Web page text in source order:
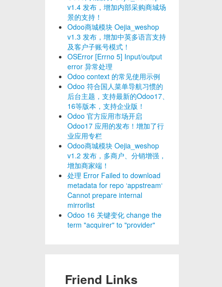
v1.4 发布，增加内部采购商城场
景的支持！
Odoo商城模块 Oejia_weshop
v1.3 发布，增加中英多语言支持
及客户子账号模式！
OSError [Errno 5] Input/output
error 异常处理
Odoo context 的常见使用示例
Odoo 符合国人菜单导航习惯的
后台主题，支持最新的Odoo17、
16等版本，支持企业版！
Odoo 官方应用市场开启
Odoo17 应用的发布！增加了行
业应用专栏
Odoo商城模块 Oejia_weshop
v1.2 发布，多商户、分销增强，
增加商家端！
处理 Error Failed to download
metadata for repo ‘appstream‘
Cannot prepare internal
mirrorlist
Odoo 16 关键变化 change the
term "acquirer" to "provider"
Friend Links